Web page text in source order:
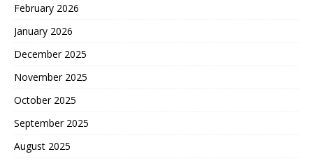
February 2026
January 2026
December 2025
November 2025
October 2025
September 2025
August 2025